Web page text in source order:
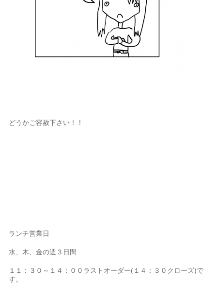
どうかご容赦下さい！！
ランチ営業日
水、木、金の週３日間
１１：３０～１４：００ラストオーダー(１４：３０クローズ)で
す。